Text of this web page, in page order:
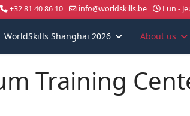
+32 81 40 86 10 info@worldskills.be Lun -
WorldSkills Shanghai 2026 About us
Training